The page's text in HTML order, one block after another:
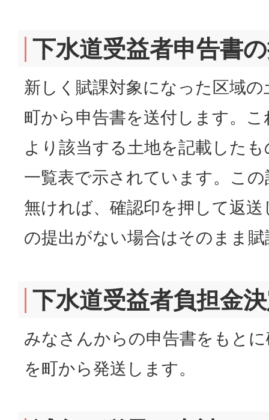
下水道受益者申告書
新しく賦課対象になった区域
町から申告書を送付します。
より該当する土地を記載した
一覧表で示されています。こ
無ければ、確認印を押して返
の提出がない場合はそのまま
下水道受益者負担金
みなさんからの申告書をもと
を町から発送します。